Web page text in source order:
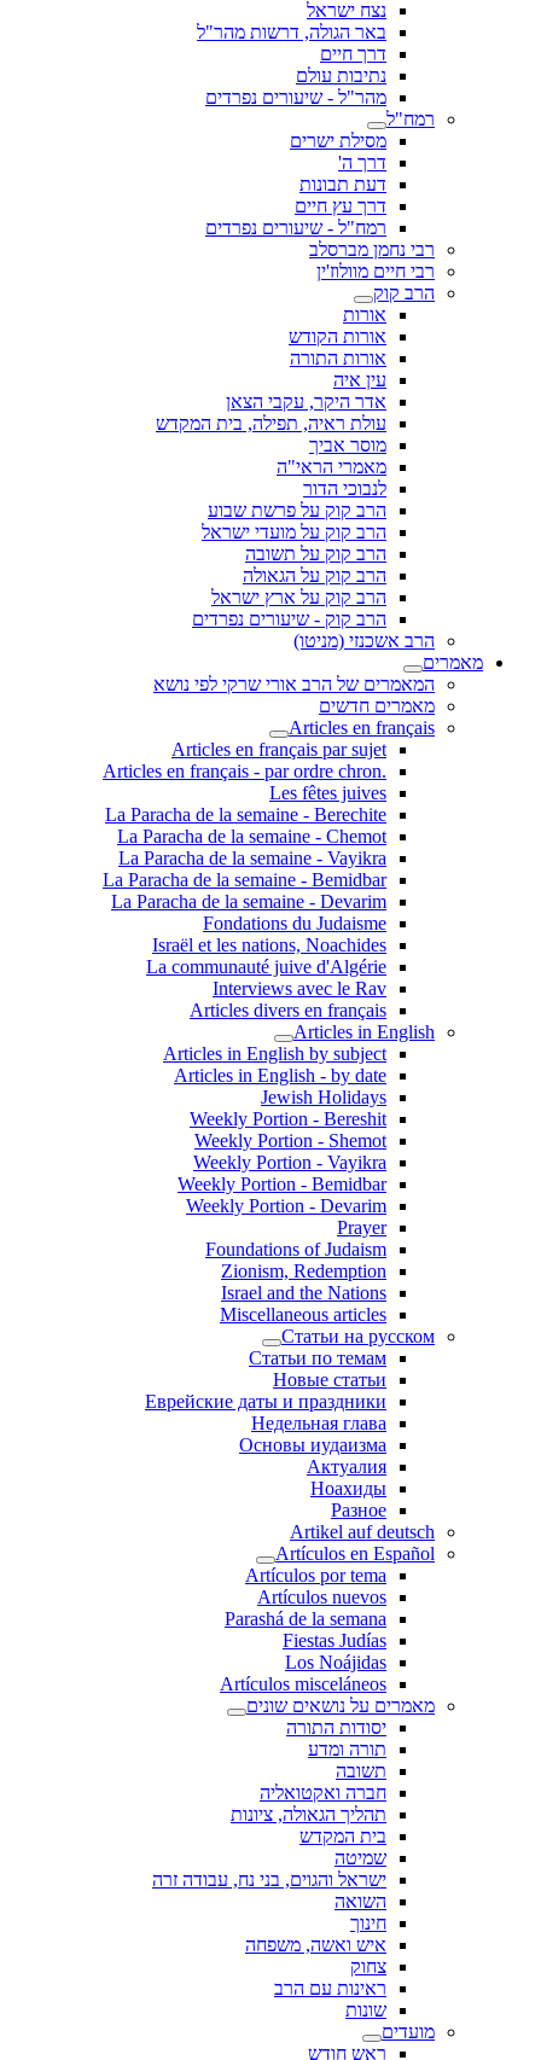
נצח ישראל
באר הגולה, דרשות מהר"ל
דרך חיים
נתיבות עולם
מהר"ל - שיעורים נפרדים
רמח"ל
מסילת ישרים
דרך ה'
דעת תבונות
דרך עץ חיים
רמח"ל - שיעורים נפרדים
רבי נחמן מברסלב
רבי חיים מוולוז'ין
הרב קוק
אורות
אורות הקודש
אורות התורה
עין איה
אדר היקר, עקבי הצאן
עולת ראיה, תפילה, בית המקדש
מוסר אביך
מאמרי הראי"ה
לנבוכי הדור
הרב קוק על פרשת שבוע
הרב קוק על מועדי ישראל
הרב קוק על תשובה
הרב קוק על הגאולה
הרב קוק על ארץ ישראל
הרב קוק - שיעורים נפרדים
הרב אשכנזי (מניטו)
מאמרים
המאמרים של הרב אורי שרקי לפי נושא
מאמרים חדשים
Articles en français
Articles en français par sujet
.Articles en français - par ordre chron
Les fêtes juives
La Paracha de la semaine - Berechite
La Paracha de la semaine - Chemot
La Paracha de la semaine - Vayikra
La Paracha de la semaine - Bemidbar
La Paracha de la semaine - Devarim
Fondations du Judaisme
Israël et les nations, Noachides
La communauté juive d'Algérie
Interviews avec le Rav
Articles divers en français
Articles in English
Articles in English by subject
Articles in English - by date
Jewish Holidays
Weekly Portion - Bereshit
Weekly Portion - Shemot
Weekly Portion - Vayikra
Weekly Portion - Bemidbar
Weekly Portion - Devarim
Prayer
Foundations of Judaism
Zionism, Redemption
Israel and the Nations
Miscellaneous articles
Статьи на русском
Статьи по темам
Новые статьи
Еврейские даты и праздники
Недельная глава
Основы иудаизма
Актуалия
Ноахиды
Разное
Artikel auf deutsch
Artículos en Español
Artículos por tema
Artículos nuevos
Parashá de la semana
Fiestas Judías
Los Noájidas
Artículos misceláneos
מאמרים על נושאים שונים
יסודות התורה
תורה ומדע
תשובה
חברה ואקטואליה
תהליך הגאולה, ציונות
בית המקדש
שמיטה
ישראל והגוים, בני נח, עבודה זרה
השואה
חינוך
איש ואשה, משפחה
צחוק
ראינות עם הרב
שונות
מועדים
ראש חודש